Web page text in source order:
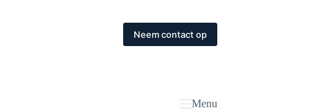
Neem contact op
Menu